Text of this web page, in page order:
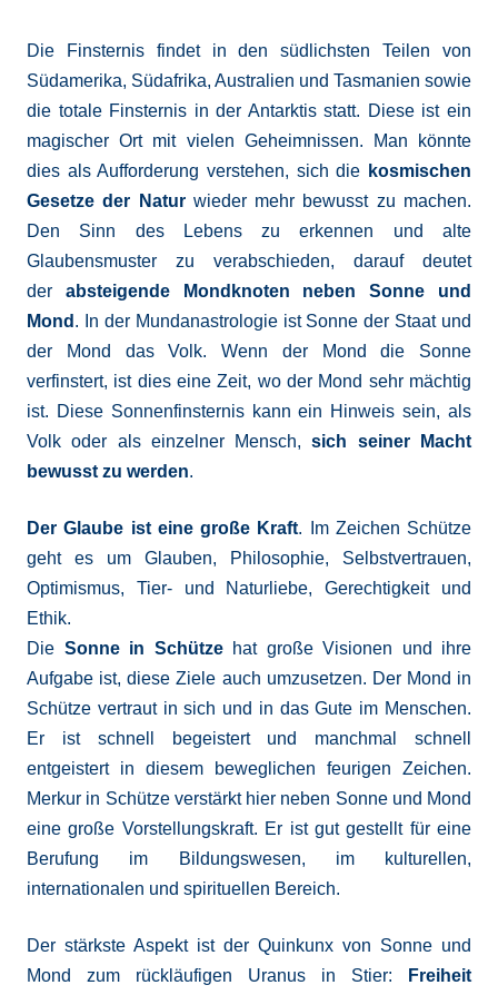
Die Finsternis findet in den südlichsten Teilen von
Südamerika, Südafrika, Australien und Tasmanien sowie
die totale Finsternis in der Antarktis statt. Diese ist ein
magischer Ort mit vielen Geheimnissen. Man könnte
dies als Aufforderung verstehen, sich die kosmischen
Gesetze der Naturwieder mehr bewusst zu machen.
Den Sinn des Lebens zu erkennen und alte
Glaubensmuster zu verabschieden, darauf deutet
der absteigende Mondknoten neben Sonne und
Mond . In der Mundanastrologie ist Sonne der Staat und
der Mond das Volk. Wenn der Mond die Sonne
verfinstert, ist dies eine Zeit, wo der Mond sehr mächtig
ist. Diese Sonnenfinsternis kann ein Hinweis sein, als
Volk oder als einzelner Mensch,sich
seiner Macht
bewusst zu werden.
Der Glaube ist eine große Kraft. Im Zeichen Schütze
geht es um Glauben, Philosophie, Selbstvertrauen,
Optimismus, Tier- und Naturliebe, Gerechtigkeit und
Ethik.
Die Sonne in Schützehat große Visionen und ihre
Aufgabe ist, diese Ziele auch umzusetzen. Der Mond in
Schütze vertraut in sich und in das Gute im Menschen.
Er ist schnell begeistert und manchmal schnell
entgeistert in diesem beweglichen feurigen Zeichen.
Merkur in Schütze verstärkt hier neben Sonne und Mond
eine große Vorstellungskraft. Er ist gut gestellt für eine
Berufung im Bildungswesen, im kulturellen,
internationalen und spirituellen Bereich.
Der stärkste Aspekt ist der Quinkunx von Sonne und
Mond zum rückläufigen Uranus in Stier:
Freiheit